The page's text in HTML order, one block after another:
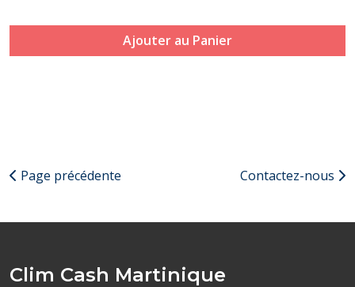
Ajouter au Panier
Page précédente Contactez-nous
Clim Cash Martinique